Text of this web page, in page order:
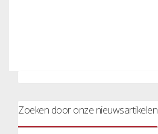
Zoeken door onze nieuwsartikelen